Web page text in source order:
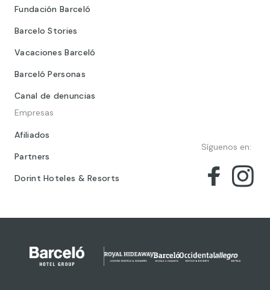
Fundación Barceló
Barcelo Stories
Vacaciones Barceló
Barceló Personas
Canal de denuncias
Empresas
Afiliados
Partners
Dorint Hoteles & Resorts
Síguenos en: